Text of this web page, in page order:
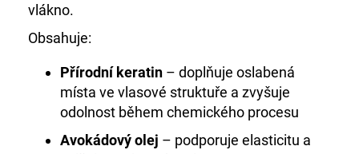
vlákno.
Obsahuje:
Přírodní keratin – doplňuje oslabená
místa ve vlasové struktuře a zvyšuje
odolnost během chemického procesu
Avokádový olej – podporuje elasticitu a